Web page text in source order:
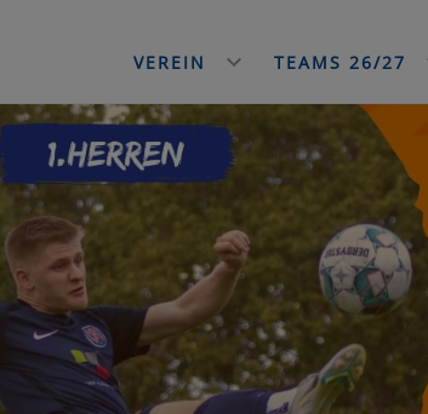
VEREIN TEAMS 26/27